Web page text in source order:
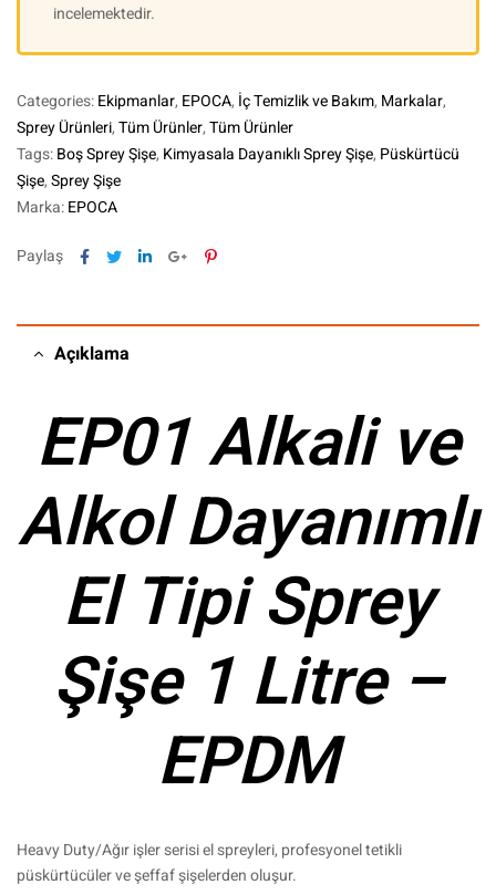
incelemektedir.
Categories:Ekipmanlar, EPOCA, İç Temizlik ve Bakım, Markalar,
Sprey Ürünleri,Tüm Ürünler,Tüm Ürünler
Tags:Boş Sprey Şişe, Kimyasala Dayanıklı Sprey Şişe, Püskürtücü
Şişe,Sprey Şişe
Marka:EPOCA
Paylaş Facebook
TwitterLinkedinGoogle+Pinterest
Açıklama
EP01 Alkali ve
Alkol Dayanımlı
El Tipi Sprey
Şişe 1 Litre –
EPDM
Heavy Duty/Ağır işler serisi el spreyleri, profesyonel tetikli
püskürtücüler ve şeffaf şişelerden oluşur.